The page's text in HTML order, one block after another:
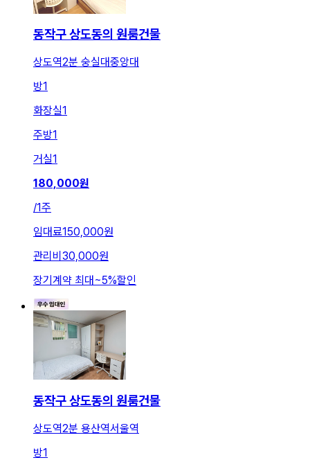
동작구 상도동의 원룸건물
상도역2분 숭실대중앙대
방1
화장실1
주방1
거실1
180,000원
/1주
임대료150,000원
관리비 30,000원
장기계약 최대 ~5%할인
동작구 상도동의 원룸건물
상도역2분 용산역서울역
방1